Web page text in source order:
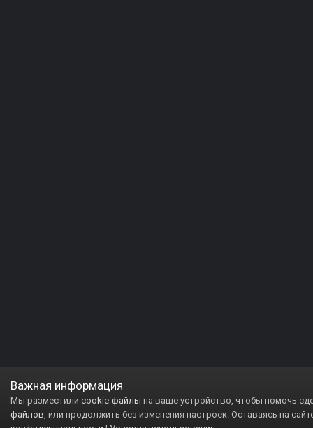
Важная информация
Мы разместили cookie-файлы на ваше устройство, чтобы помочь
файлов, или продолжить без изменения настроек. Оставаясь на